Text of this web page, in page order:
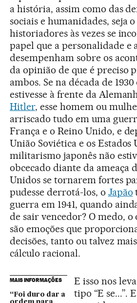
a história, assim como das
sociais e humanidades, seja
historiadores às vezes se
papel que a personalidade e
desempenham sobre os
da opinião de que é preciso
ambos. Se na década de
estivesse à frente da
Hitler, esse homem ou
arriscado tudo em uma
França e o Reino Unido, e
União Soviética e os Estados
militarismo japonês não
obcecado diante da ameaça
Unidos se tornarem fortes
pudesse derrotá-los, o Japão
guerra em 1941, quando
de sair vencedor? O medo,
são emoções que
decisões, tanto ou talvez
cálculo racional.
MAIS INFORMAÇÕES
“Foi duro dar a
E isso nos
tipo “E se...”.